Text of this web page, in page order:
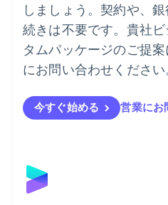
しましょう。契約や、
続きは不要です。貴社
タムパッケージのご提
にお問い合わせください
今すぐ始める 営業にお
English
ノルウェー
ハンガリー
English
EnglishSvenska
ブラジル
ブルガリア
English